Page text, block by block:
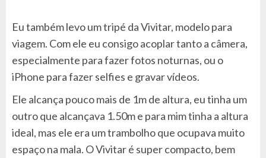
Eu também levo um tripé da Vivitar, modelo para
viagem. Com ele eu consigo acoplar tanto a câmera,
especialmente para fazer fotos noturnas, ou o
iPhone para fazer selfies e gravar vídeos.
Ele alcança pouco mais de 1m de altura, eu tinha um
outro que alcançava 1.50m e para mim tinha a altura
ideal, mas ele era um trambolho que ocupava muito
espaço na mala. O Vivitar é super compacto, bem